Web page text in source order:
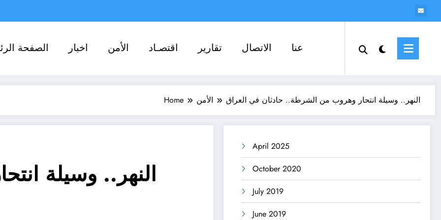
الصفحة اخبار الأمن اقتصـاد تقاریر الاتصال عنا
Home الأمن النهر.. وسيلة انتحار وهروب من الشرطة.. حادثان في العراق
النهر.. وسيلة
April 2025
October 2020
July 2019
June 2019